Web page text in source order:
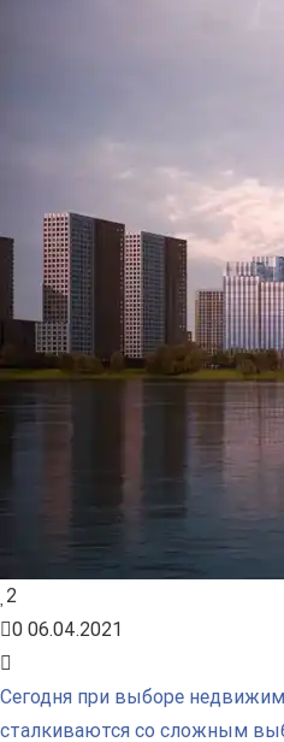
2
0 06.04.2021
Сегодня при выборе
сталкиваются со сложным